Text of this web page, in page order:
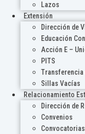
Lazos
Extensión
Dirección de
Educación
Acción E –
PITS
Transferencia
Sillas Vacías
Relacionamiento
Dirección de
Convenios